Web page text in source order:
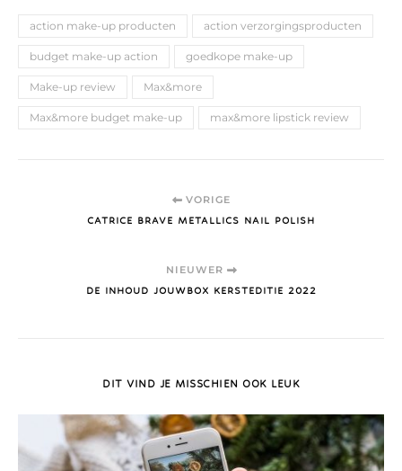
action make-up producten action verzorgingsproducten
budget make-up action goedkope make-up
Make-up review Max&more
Max&more budget make-up max&more lipstick review
VORIGE
CATRICE BRAVE METALLICS NAIL POLISH
NIEUWER
DE INHOUD JOUWBOX KERSTEDITIE 2022
DIT VIND JE MISSCHIEN OOK LEUK